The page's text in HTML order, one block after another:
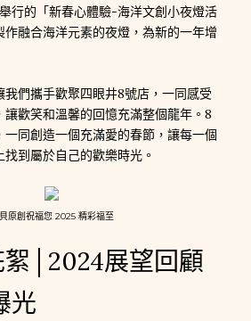
行的「新春心體驗-海洋文創小夜燈活
融合海洋元素的夜燈，為新的一年增
們攜手歡聚四眼井8號店，一同感受
歡笑和溫馨的回憶充滿整個龍年。8
同創造一個充滿愛的春節，讓每一個
到屬於自己的歡樂時光。
原創祝福您 2025 精彩福至
│2024展望回顧
光